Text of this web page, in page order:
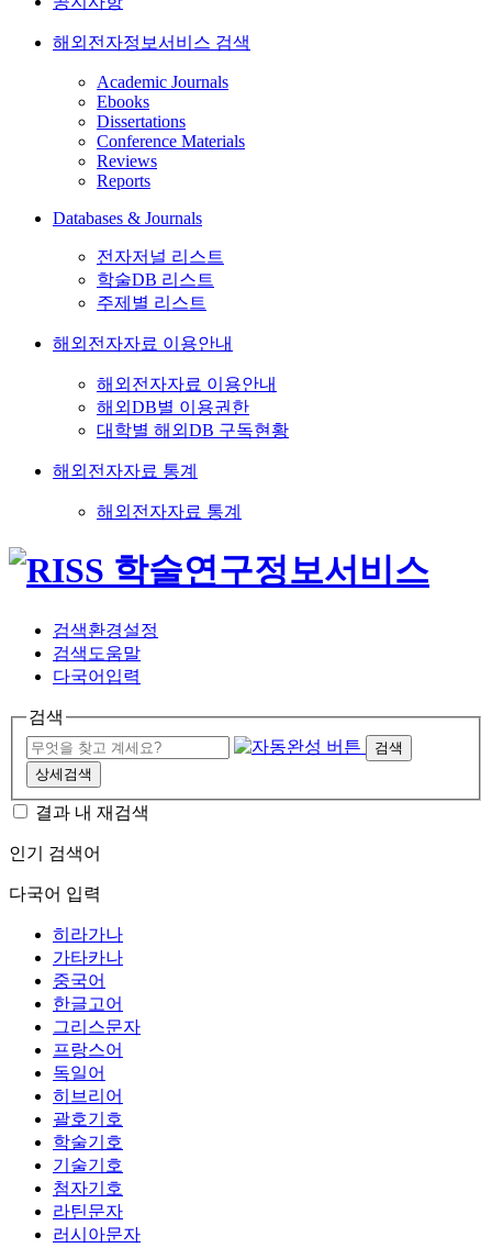
해외전자정보서비스 검색
Academic Journals
Ebooks
Dissertations
Conference Materials
Reviews
Reports
Databases & Journals
전자저널 리스트
학술DB 리스트
주제별 리스트
해외전자자료 이용안내
해외전자자료 이용안내
해외DB별 이용권한
대학별 해외DB 구독현황
해외전자자료 통계
해외전자자료 통계
검색환경설정
검색도움말
다국어입력
검색
검색
상세검색
결과 내 재검색
인기 검색어
다국어 입력
히라가나
가타카나
중국어
한글고어
그리스문자
프랑스어
독일어
히브리어
괄호기호
학술기호
기술기호
첨자기호
라틴문자
러시아문자